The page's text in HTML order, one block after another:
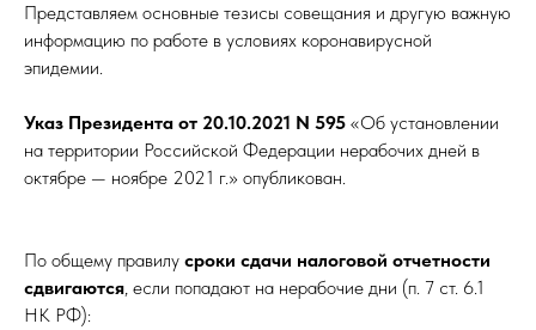
Представляем основные тезисы совещания и другую важную
информацию по работе в условиях коронавирусной
эпидемии.
Указ Президента от 20.10.2021 N 595 «Об установлении
на территории Российской Федерации нерабочих дней в
октябре — ноябре 2021 г.» опубликован.
По общему правилу сроки сдачи налоговой отчетности
сдвигаются, если попадают на нерабочие дни (п. 7 ст. 6.1
НК РФ):